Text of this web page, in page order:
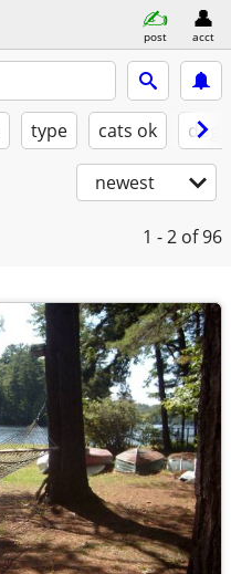
post acct
type cats ok
newest
1 - 2 of 96